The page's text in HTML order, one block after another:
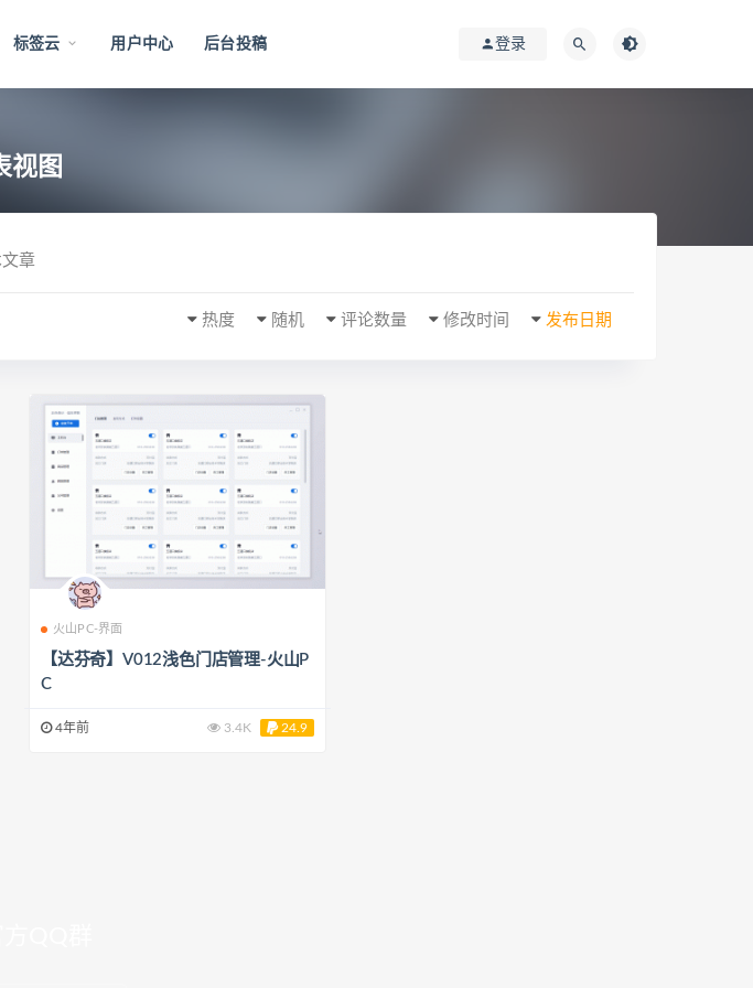
标签云 用户中心 后台投稿 登录
视图
章
发布日期
修改时间
评论数量
随机
热度
火山PC-界面
【达芬奇】V012浅色门店管理-火山P
C
4年前 3.4K 24.9